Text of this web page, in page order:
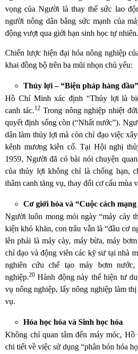
vọng của Người là thay thế sức lao
người nông dân bằng sức mạnh của
động vượt qua giới hạn sinh học tự nhiên.
Chiến lược hiện đại hóa nông nghiệp
khai đồng bộ trên ba mũi nhọn chủ yếu:
Thủy lợi – “Biện pháp hàng đầu”
Hồ Chí Minh xác định “Thủy lợi là
canh tác.12Trong nông nghiệp nhiệt
quyết định sống còn (“Nhất nước”).
dân làm thủy lợi mà còn chỉ đạo việc
kênh mương kiên cố. Tại Hội nghị
1959, Người đã có bài nói chuyện
của thủy lợi không chỉ là chống hạn,
thâm canh tăng vụ, thay đổi cơ cấu mùa
Cơ giới hóa và “Cuộc cách mạng
Người luôn mong mỏi ngày “máy cày
kiện khó khăn, con trâu vẫn là “đầu cơ
lên phải là máy cày, máy bừa, máy
chỉ đạo và động viên các kỹ sư tại nhà
nghiên cứu chế tạo máy bơm
nghiệp.20 Hành động này thể hiện tư
vụ nông nghiệp, lấy nông nghiệp làm
vụ.
Hóa học hóa và Sinh học hóa
Không chỉ quan tâm đến máy móc,
chi tiết về việc sử dụng “phân bón hóa